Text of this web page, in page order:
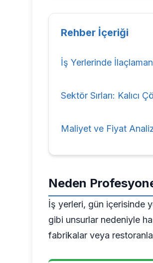
Rehber İçeriği
İş Yerlerinde
Sektör Sırları: Kalıcı
Maliyet ve Fiyat
Neden
İş yerleri, gün içerisinde
gibi unsurlar nedeniyle
fabrikalar veya